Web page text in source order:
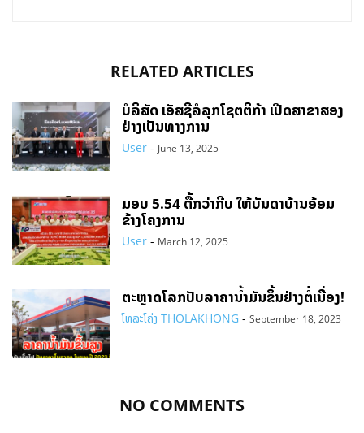
RELATED ARTICLES
ບໍລິສັດ ເອັສຊີລໍລຸກໂຊຕຕິກ້າ ເປີດສາຂາສອງ
ຢ່າງເປັນທາງການ
User - June 13, 2025
ມອບ 5.54 ຕື້ກວ່າກີບ ໃຫ້ບັນດາບ້ານອ້ອມ
ຂ້າງໂຄງການ
User - March 12, 2025
ຕະຫຼາດໂລກປັບລາຄານ້ຳມັນຂຶ້ນຢ່າງຕໍ່ເນື່ອງ!
ໂທລະໂຄ່ງ THOLAKHONG - September 18, 2023
NO COMMENTS